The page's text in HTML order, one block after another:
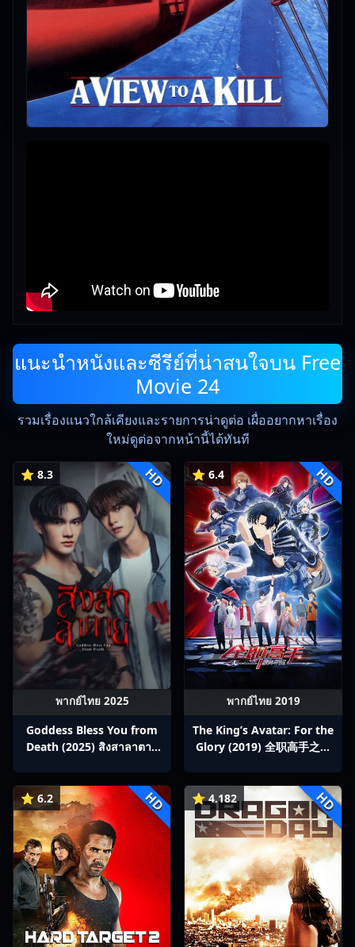
แนะนำหนังและซีรีย์ที่น่าสนใจบน Free
Movie 24
รวมเรื่องแนวใกล้เคียงและรายการน่าดูต่อ เผื่ออยากหาเรื่อง
ใหม่ดูต่อจากหน้านี้ได้ทันที
⭐ 8.3 HD
พากย์ไทย 2025
Goddess Bless You from
Death (2025) สิงสาลาตาย
⭐ 6.4 HD
พากย์ไทย 2019
The King’s Avatar: For the
Glory (2019) 全职高手之巅
⭐ 6.2 HD ⭐ 4.182 HD